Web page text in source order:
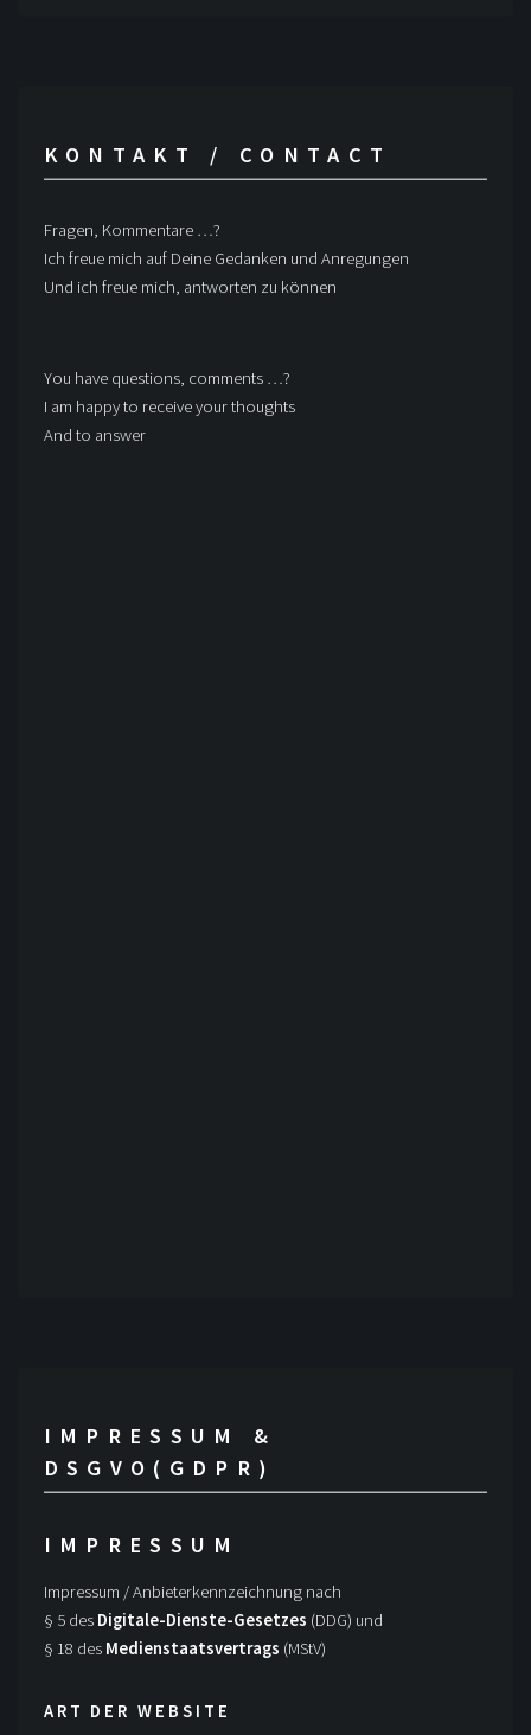
KONTAKT / CONTACT
Fragen, Kommentare …?
Ich freue mich auf Deine Gedanken und Anregungen
Und ich freue mich, antworten zu können
You have questions, comments …?
I am happy to receive your thoughts
And to answer
IMPRESSUM &
DSGVO(GDPR)
IMPRESSUM
Impressum / Anbieterkennzeichnung nach
§ 5 des Digitale-Dienste-Gesetzes (DDG) und
§ 18 des Medienstaatsvertrags (MStV)
ART DER WEBSITE